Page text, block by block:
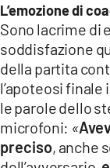
L’emozione di
Sono lacrime di
soddisfazione
della partita
l’apoteosi
le parole dello
microfoni: «
preciso, anche